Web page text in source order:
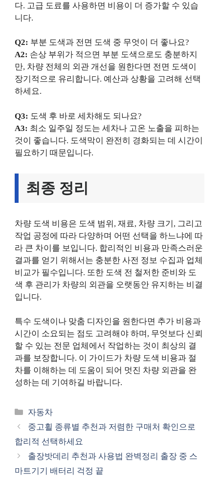
다. 고급 도료를 사용하면 비용이 더 증가할 수 있습
니다.
Q2: 부분 도색과 전면 도색 중 무엇이 더 좋나요?
A2: 손상 부위가 적으면 부분 도색으로도 충분하지
만, 차량 전체의 외관 개선을 원한다면 전면 도색이
장기적으로 유리합니다. 예산과 상황을 고려해 선택
하세요.
Q3: 도색 후 바로 세차해도 되나요?
A3: 최소 일주일 정도는 세차나 고온 노출을 피하는
것이 좋습니다. 도색막이 완전히 경화되는 데 시간이
필요하기 때문입니다.
최종 정리
차량 도색 비용은 도색 범위, 재료, 차량 크기, 그리고
작업 공정에 따라 다양하며 어떤 선택을 하느냐에 따
라 큰 차이를 보입니다. 합리적인 비용과 만족스러운
결과를 얻기 위해서는 충분한 사전 정보 수집과 업체
비교가 필수입니다. 또한 도색 전 철저한 준비와 도
색 후 관리가 차량의 외관을 오랫동안 유지하는 비결
입니다.
특수 도색이나 맞춤 디자인을 원한다면 추가 비용과
시간이 소요되는 점도 고려해야 하며, 무엇보다 신뢰
할 수 있는 전문 업체에서 작업하는 것이 최상의 결
과를 보장합니다. 이 가이드가 차량 도색 비용과 절
차를 이해하는 데 도움이 되어 멋진 차량 외관을 완
성하는 데 기여하길 바랍니다.
카
테
리
자동차
중고휠 종류별 추천과 저렴한 구매처 확인으로
합리적 선택하세요
출장밧데리 추천과 사용법 완벽정리 출장 중 스
마트기기 배터리 걱정 끝